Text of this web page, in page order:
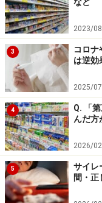
の私たちが比較的
だけです。もし無
を落とすこともあ
くなる方が後を絶
多くの被害者を出
伝えられています。
その一方で、人工
われています。一
使用が認められて
然素材よりも、よ
など
2023/
3
コロ
は逆効
2025/
4
Q. 「
んだ方
2026/
5
サイレ
間・正